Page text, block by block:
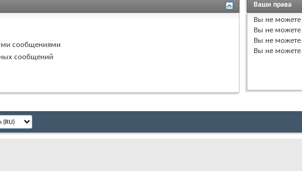
сообщениями
сообщений
Ваши права
Вы не можете
Вы не можете
Вы не можете
Вы не можете